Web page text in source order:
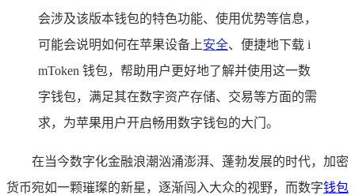
会涉及该版本钱包的特色功能、使用优势等信息，
可能会说明如何在苹果设备上安全、便捷地下载 i
mToken 钱包，帮助用户更好地了解并使用这一数
字钱包，满足其在数字资产存储、交易等方面的需
求，为苹果用户开启畅用数字钱包的大门。
在当今数字化金融浪潮汹涌澎湃、蓬勃发展的时代，加密
货币宛如一颗璀璨的新星，逐渐闯入大众的视野，而数字钱包